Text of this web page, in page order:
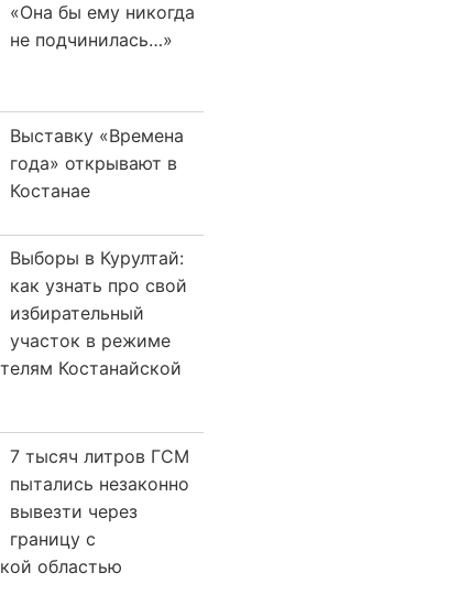
«Она бы ему никогда
не подчинилась…»
Выставку «Времена
года» открывают в
Костанае
Выборы в Курултай:
как узнать про свой
избирательный
участок в режиме
Костанайской
7 тысяч литров ГСМ
пытались незаконно
вывезти через
границу с
областью